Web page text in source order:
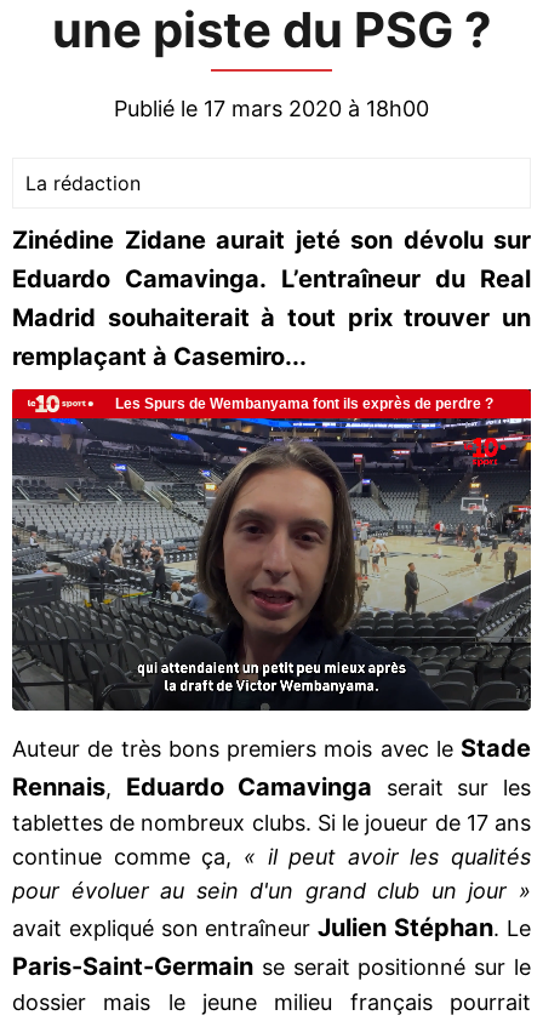
une piste du PSG ?
Publié le 17 mars 2020 à 18h00
La rédaction
Zinédine Zidane aurait jeté son dévolu sur
Eduardo Camavinga. L’entraîneur du Real
Madrid souhaiterait à tout prix trouver un
remplaçant à Casemiro...
Auteur de très bons premiers mois avec le Stade
Rennais, Eduardo Camavinga serait sur les
tablettes de nombreux clubs. Si le joueur de 17 ans
continue comme ça, « il peut avoir les qualités
pour évoluer au sein d'un grand club un jour »
avait expliqué son entraîneurJulien Stéphan. Le
Paris-Saint-Germain se serait positionné sur le
dossier mais le jeune milieu français pourrait